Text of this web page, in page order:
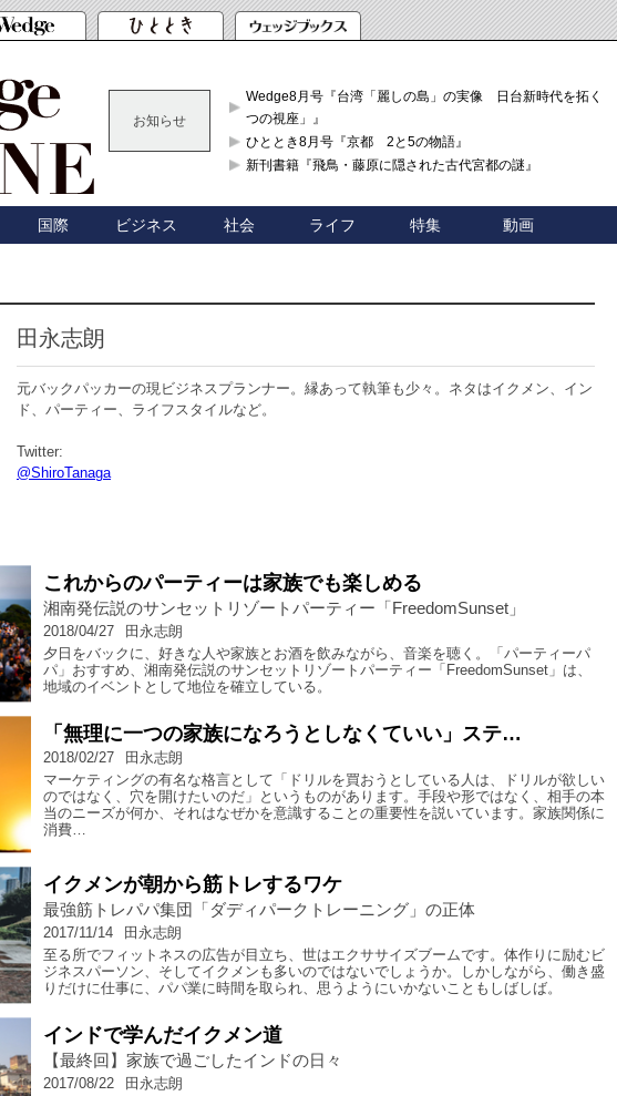
お知らせ
Wedge8月号『台湾「麗しの島」の実像 日台新時代を拓く「3
つの視座」』
ひととき8月号『京都 2と5の物語』
新刊書籍『飛鳥・藤原に隠された古代宮都の謎』
国際 ビジネス 社会 ライフ 特集 動画
田永志朗
元バックパッカーの現ビジネスプランナー。縁あって執筆も少々。ネタはイクメン、イン
ド、パーティー、ライフスタイルなど。
Twitter:
@ShiroTanaga
これからのパーティーは家族でも楽しめる
湘南発伝説のサンセットリゾートパーティー「FreedomSunset」
2018/04/27
田永志朗
夕日をバックに、好きな人や家族とお酒を飲みながら、音楽を聴く。「パーティーパ
パ」おすすめ、湘南発伝説のサンセットリゾートパーティー「FreedomSunset」は、
地域のイベントとして地位を確立している。
「無理に一つの家族になろうとしなくていい」ステ…
2018/02/27
田永志朗
マーケティングの有名な格言として「ドリルを買おうとしている人は、ドリルが欲しい
のではなく、穴を開けたいのだ」というものがあります。手段や形ではなく、相手の本
当のニーズが何か、それはなぜかを意識することの重要性を説いています。家族関係に
消費…
イクメンが朝から筋トレするワケ
最強筋トレパパ集団「ダディパークトレーニング」の正体
2017/11/14
田永志朗
至る所でフィットネスの広告が目立ち、世はエクササイズブームです。体作りに励むビ
ジネスパーソン、そしてイクメンも多いのではないでしょうか。しかしながら、働き盛
りだけに仕事に、パパ業に時間を取られ、思うようにいかないこともしばしば。
インドで学んだイクメン道
【最終回】家族で過ごしたインドの日々
2017/08/22
田永志朗